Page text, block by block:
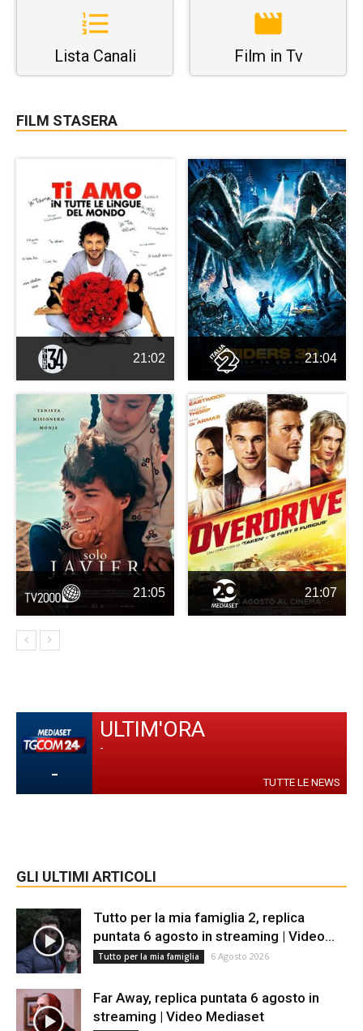
Lista Canali Film in Tv
FILM STASERA
21:02 21:04
21:05 21:07
-
ULTIM'ORA
-
TUTTE LE NEWS
GLI ULTIMI ARTICOLI
Tutto per la mia famiglia 2, replica
puntata 6 agosto in streaming | Video...
Tutto per la mia famiglia 6 Agosto 2026
Far Away, replica puntata 6 agosto in
streaming | Video Mediaset